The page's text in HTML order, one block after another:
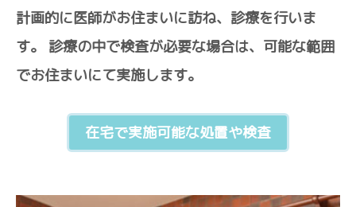
計画的に医師がお住まいに訪ね、診療を行いま
す。 診療の中で検査が必要な場合は、可能な範囲
でお住まいにて実施します。
在宅で実施可能な処置や検査